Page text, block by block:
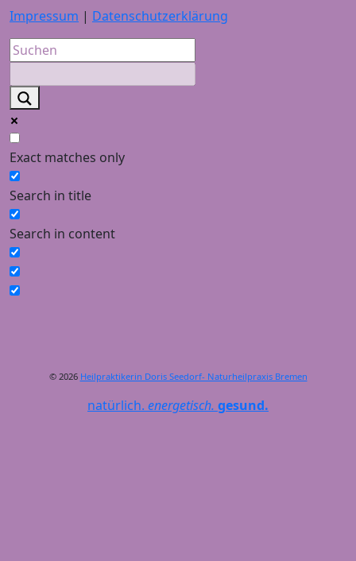
Impressum | Datenschutzerklärung
Exact matches only
Search in title
Search in content
© 2026 Heilpraktikerin Doris Seedorf- Naturheilpraxis Bremen
natürlich. energetisch. gesund.